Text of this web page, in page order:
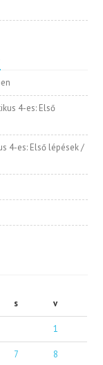
4-es: Első
4-es: Első lépések /
s v
1
7 8